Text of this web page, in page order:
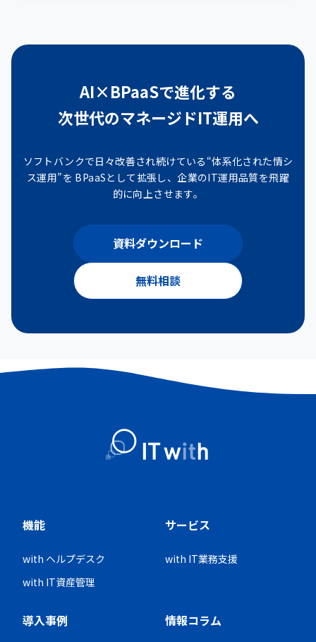
AI×BPaaSで進化する
次世代のマネージドIT運用へ
ソフトバンクで日々改善され続けている“体系化された情シ
ス運用”を BPaaSとして拡張し、企業のIT運用品質を飛躍
的に向上させます。
資料ダウンロード
無料相談
機能
with ヘルプデスク
with IT資産管理
サービス
with IT業務支援
導入事例 情報コラム